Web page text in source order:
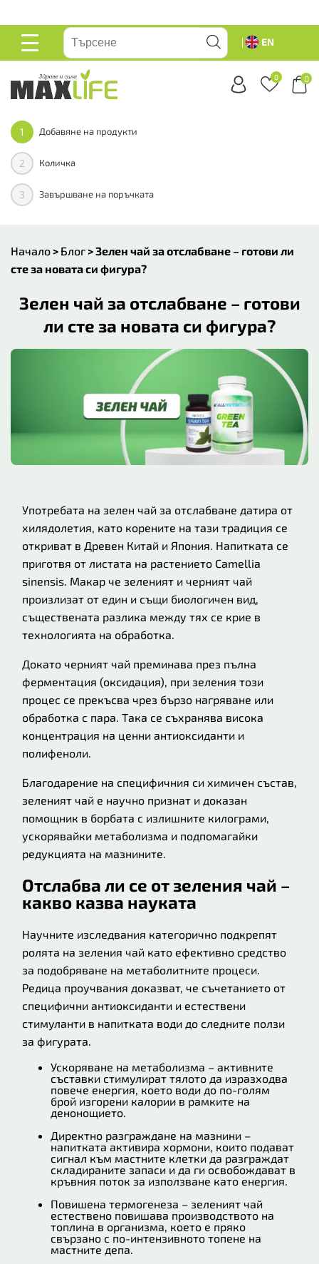
ОСНОВНО
EN
0 0
1 Добавяне на продукти
2 Количка
3 Завършване на поръчката
Начало > Блог >Зелен чай за отслабване – готови ли
сте за новата си фигура?
Зелен чай за отслабване – готови
ли сте за новата си фигура?
Употребата на зелен чай за отслабване датира от
хилядолетия, като корените на тази традиция се
откриват в Древен Китай и Япония. Напитката се
приготвя от листата на растението Camellia
sinensis. Макар че зеленият и черният чай
произлизат от един и същи биологичен вид,
съществената разлика между тях се крие в
технологията на обработка.
Докато черният чай преминава през пълна
ферментация (оксидация), при зеления този
процес се прекъсва чрез бързо нагряване или
обработка с пара. Така се съхранява висока
концентрация на ценни антиоксиданти и
полифеноли.
Благодарение на специфичния си химичен състав,
зеленият чай е научно признат и доказан
помощник в борбата с излишните килограми,
ускорявайки метаболизма и подпомагайки
редукцията на мазнините.
Отслабва ли се от зеления чай –
какво казва науката
Научните изследвания категорично подкрепят
ролята на зеления чай като ефективно средство
за подобряване на метаболитните процеси.
Редица проучвания доказват, че съчетанието от
специфични антиоксиданти и естествени
стимуланти в напитката води до следните ползи
за фигурата.
Ускоряване на метаболизма – активните
съставки стимулират тялото да изразходва
повече енергия, което води до по-голям
брой изгорени калории в рамките на
денонощието.
Директно разграждане на мазнини –
напитката активира хормони, които подават
сигнал към мастните клетки да разграждат
складираните запаси и да ги освобождават в
кръвния поток за използване като енергия.
Повишена термогенеза – зеленият чай
естествено повишава производството на
топлина в организма, което е пряко
свързано с по-интензивното топене на
мастните депа.